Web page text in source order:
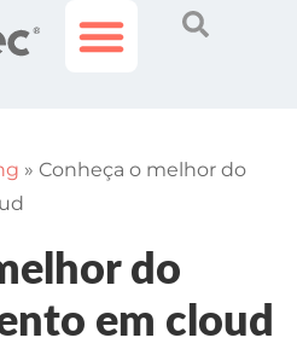
» Conheça o melhor do
do
em cloud